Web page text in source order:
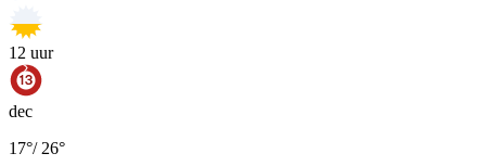
12 uur
dec
17°/ 26°